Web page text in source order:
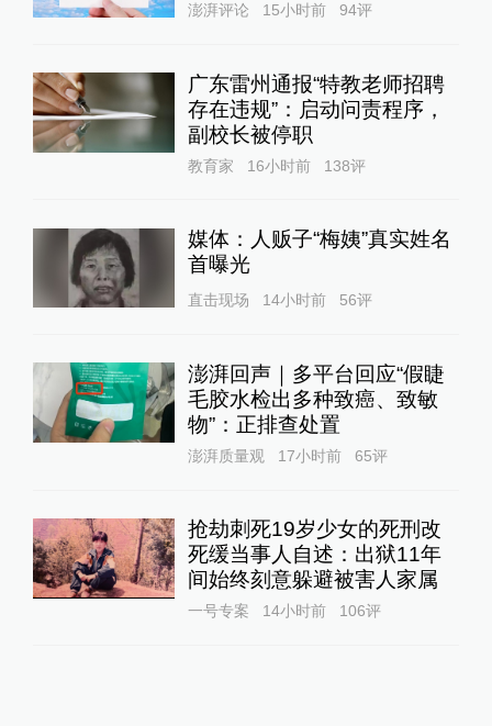
澎湃评论 15小时前 94评
广东雷州通报“特教老师招聘
存在违规”：启动问责程序，
副校长被停职
教育家 16小时前 138评
媒体：人贩子“梅姨”真实姓名
首曝光
直击现场 14小时前 56评
澎湃回声｜多平台回应“假睫
毛胶水检出多种致癌、致敏
物”：正排查处置
澎湃质量观 17小时前 65评
抢劫刺死19岁少女的死刑改
死缓当事人自述：出狱11年
间始终刻意躲避被害人家属
一号专案 14小时前 106评